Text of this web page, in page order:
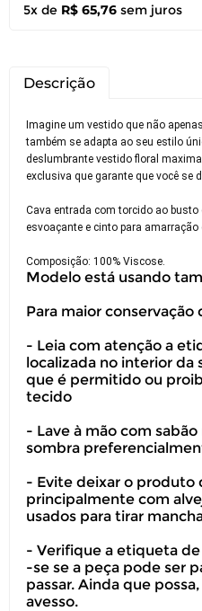
5x de R$ 65,76 sem juros
Descrição
Imagine um vestido que não
também se adapta ao seu estilo
deslumbrante vestido floral
exclusiva que garante que você se
Cava entrada com torcido ao
esvoaçante e cinto para
Composição: 100% Viscose.
Modelo está usando
Para maior conservação
- Leia com atenção a
localizada no interior da
que é permitido ou
tecido
- Lave à mão com
sombra
- Evite deixar o produto
principalmente com
usados para tirar
- Verifique a etiqueta
-se se a peça pode ser
passar. Ainda que
avesso.